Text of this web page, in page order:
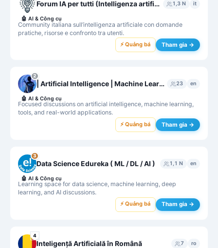
Forum IA per tutti (Intelligenza artificiale per tutti) 1,3 N it
Community italiana sull’intelligenza artificiale con domande
pratiche, risorse e confronto tra utenti.
🤖 AI & Công cụ
⚡ Quảng bá Tham gia →
2
| Artificial Intelligence | Machine Learning | 23 en
Focused discussions on artificial intelligence, machine learning,
tools, and real-world applications.
🤖 AI & Công cụ
⚡ Quảng bá Tham gia →
3
Data Science Edureka ( ML / DL / AI ) 1,1 N en
Learning space for data science, machine learning, deep
learning, and AI discussions.
🤖 AI & Công cụ
⚡ Quảng bá Tham gia →
4
Inteligență Artificială în Română 7 ro